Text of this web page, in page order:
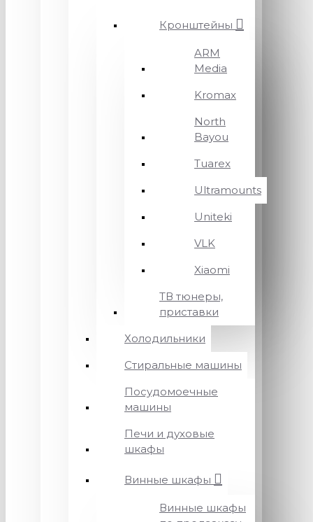
Кронштейны
ARM
Media
Kromax
North
Bayou
Tuarex
Ultramounts
Uniteki
VLK
Xiaomi
ТВ тюнеры,
приставки
Холодильники
Стиральные машины
Посудомоечные
машины
Печи и духовые
шкафы
Винные шкафы
Винные шкафы